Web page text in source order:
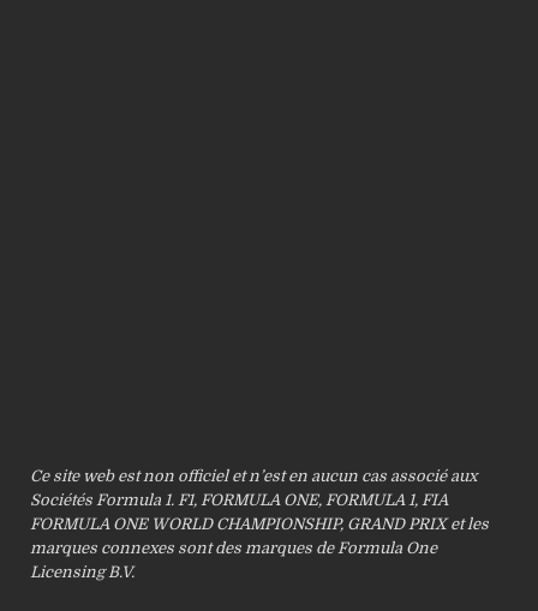
Ce site web est non officiel et n’est en aucun cas associé aux
Sociétés Formula 1. F1, FORMULA ONE, FORMULA 1, FIA
FORMULA ONE WORLD CHAMPIONSHIP, GRAND PRIX et les
marques connexes sont des marques de Formula One
Licensing B.V.